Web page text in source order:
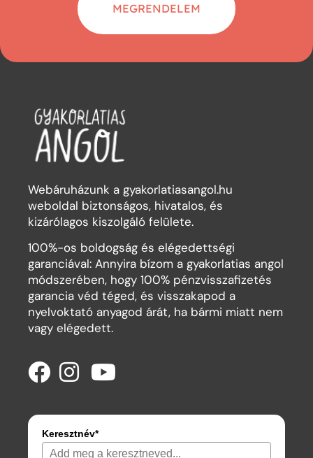
MEGRENDELEM
Webáruházunk a gyakorlatiasangol.hu
weboldal biztonságos, hivatalos, és
kizárólagos kiszolgáló felülete.
100%-os boldogság és elégedettségi
garanciával: Annyira bízom a gyakorlatias angol
módszerében, hogy 100% pénzvisszafizetés
garancia véd téged, és visszakapod a
nyelvoktató anyagod árát, ha bármi miatt nem
vagy elégedett.
Keresztnév*